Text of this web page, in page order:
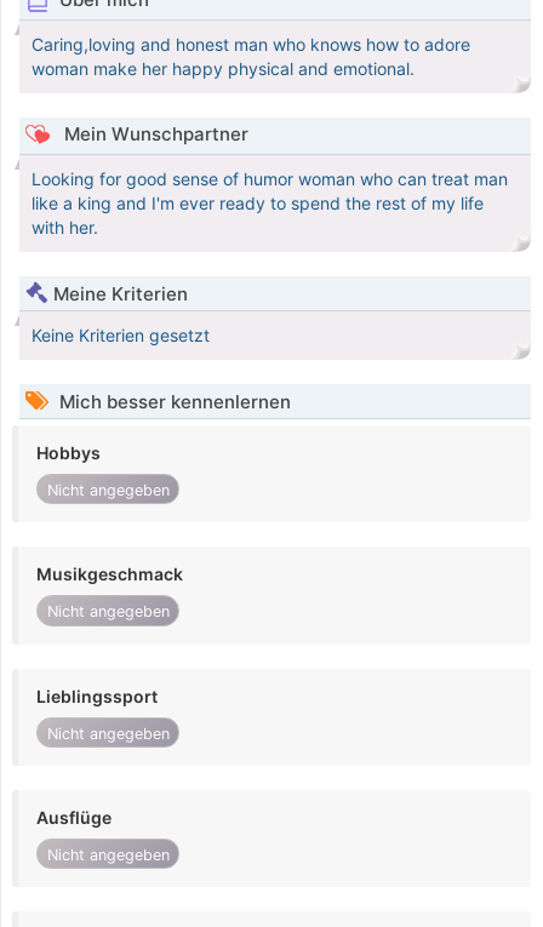
Caring,loving and honest man who knows how to adore
woman make her happy physical and emotional.
Mein Wunschpartner
Looking for good sense of humor woman who can treat man
like a king and I'm ever ready to spend the rest of my life
with her.
Meine Kriterien
Keine Kriterien gesetzt
Mich besser kennenlernen
Hobbys
Nicht angegeben
Musikgeschmack
Nicht angegeben
Lieblingssport
Nicht angegeben
Ausflüge
Nicht angegeben